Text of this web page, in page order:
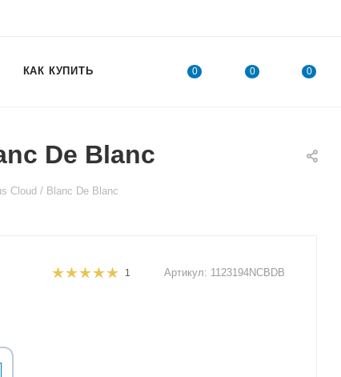
0 0 0
КАК КУПИТЬ
De Blanc
Cloud / Blanc De Blanc
1 Артикул: 1123194NCBDB